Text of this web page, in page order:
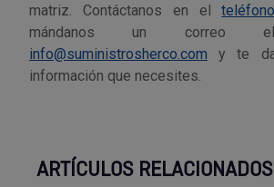
matriz. Contáctanos en el
mándanos un correo
info@suministrosherco.com y te
información que necesites.
ARTÍCULOS RELACIONADOS
Outlet Vestuario Laboral y Seguridad